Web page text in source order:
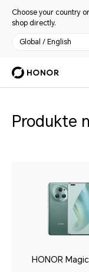
Choose your country
shop directly.
Global / English
Produkte
HONOR